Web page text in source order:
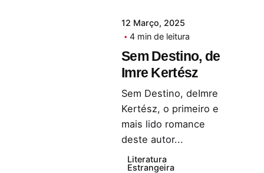
12 Março, 2025
4 min de leitura
Sem Destino, de
Imre Kertész
Sem Destino, deImre
Kertész, o primeiro e
mais lido romance
deste autor...
Literatura
Estrangeira